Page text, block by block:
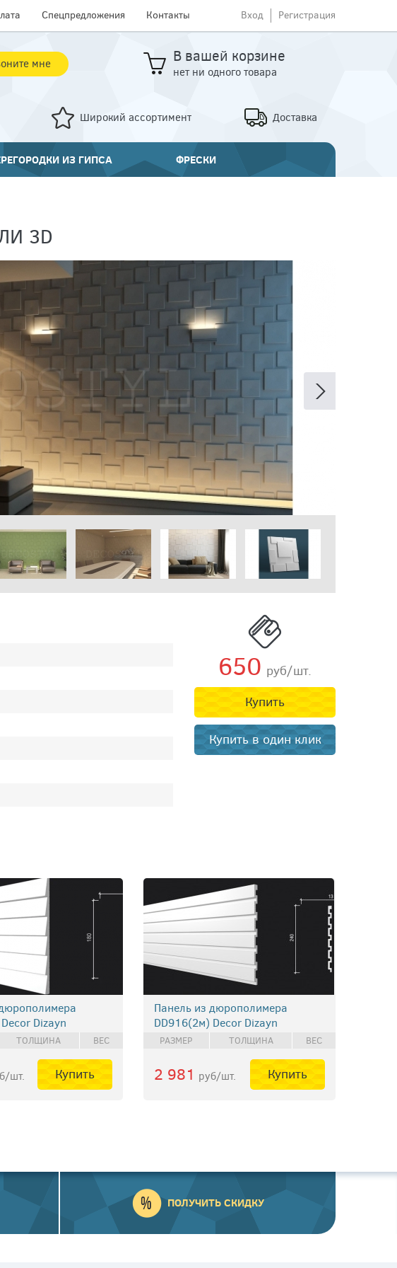
Спецпредложения Контакты Вход Регистрация
мне В вашей корзине
нет ни одного товара
Широкий ассортимент Доставка
ИЗ ГИПСА ФРЕСКИ
3D
650 руб/шт.
Купить
Купить в один клик
Dizayn
ТОЛЩИНА ВЕС
шт. Купить
Панель из дюрополимера
DD916(2м) Decor Dizayn
РАЗМЕР ТОЛЩИНА ВЕС
2 981 руб/шт. Купить
ПОЛУЧИТЬ СКИДКУ